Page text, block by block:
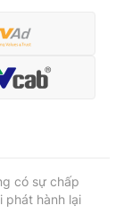
có sự chấp
phát hành lại